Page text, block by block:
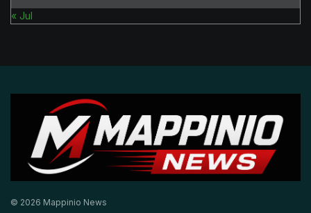
« Jul
© 2026 Mappinio News